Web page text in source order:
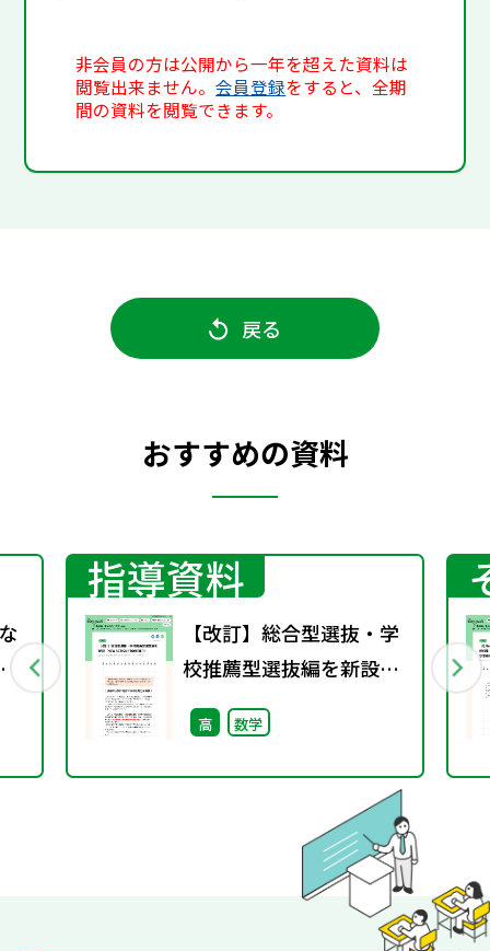
非会員の方は公開から一年を超えた資料は
閲覧出来ません。会員登録をすると、全期
間の資料を閲覧できます。
戻る
おすすめの資料
指導資料
【改訂】総合型選抜・学
校推薦型選抜編を新設
（NEW ACTION
FRONTIER）
高 数学